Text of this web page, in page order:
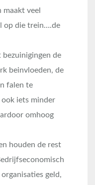
maakt veel
op die trein….de
de
beinvloeden, de
falen te
iets minder
omhoog
houden de rest
geld,